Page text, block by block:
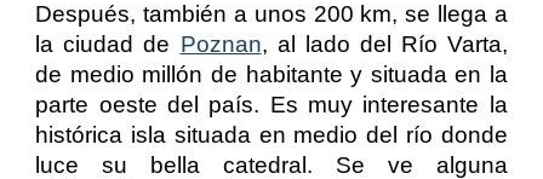
Después, también a unos 200 km, se llega a
la ciudad de Poznan, al lado del Río Varta,
de medio millón de habitante y situada en la
parte oeste del país. Es muy interesante la
histórica isla situada en medio del río donde
luce su bella catedral. Se ve alguna